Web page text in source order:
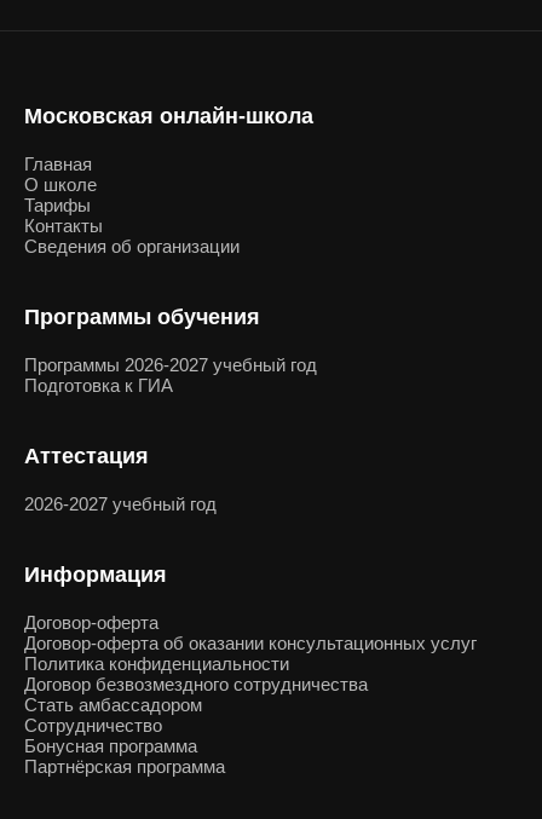
Московская онлайн-школа
Главная
О школе
Тарифы
Контакты
Сведения об организации
Программы обучения
Программы 2026-2027 учебный год
Подготовка к ГИА
Аттестация
2026-2027 учебный год
Информация
Договор-оферта
Договор-оферта об оказании консультационных услуг
Политика конфиденциальности
Договор безвозмездного сотрудничества
Стать амбассадором
Сотрудничество
Бонусная программа
Партнёрская программа